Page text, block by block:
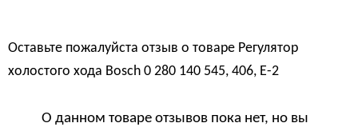
Оставьте пожалуйста отзыв о товаре Регулятор
холостого хода Bosch 0 280 140 545, 406, Е-2
О данном товаре отзывов пока нет, но вы